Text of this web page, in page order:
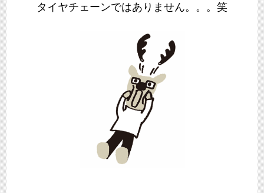
タイヤチェーンではありません。。。笑